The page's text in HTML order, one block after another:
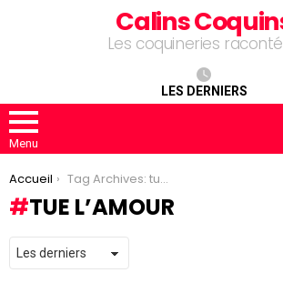
Calins
Les coquineries
LES DERNIERS
Menu
You are here:
Accueil Tag Archives: tue l’amour
TUE L’AMOUR